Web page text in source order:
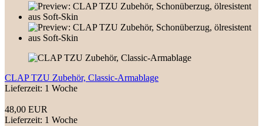
CLAP TZU Zubehör, Classic-Armablage
Lieferzeit: 1 Woche
48,00 EUR
Lieferzeit: 1 Woche